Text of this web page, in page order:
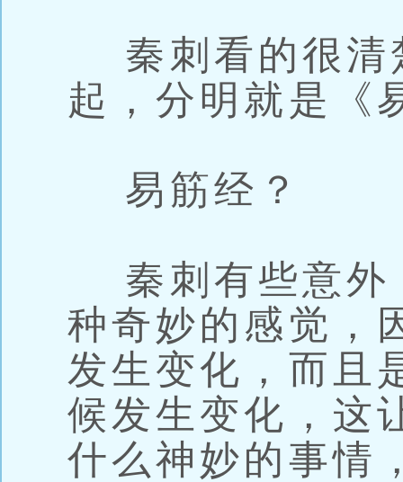
秦刺看的很清
起，分明就是《
易筋经？
秦刺有些意外
种奇妙的感觉，
发生变化，而且
候发生变化，这
什么神妙的事情